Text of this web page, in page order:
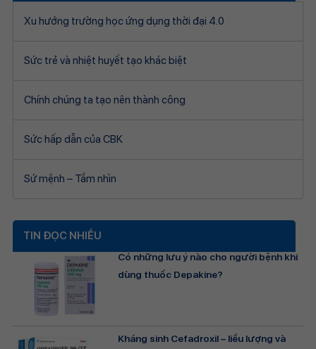
Xu hướng trường học ứng dụng thời đại 4.0
Sức trẻ và nhiệt huyết tạo khác biệt
Chính chúng ta tạo nên thành công
Sức hấp dẫn của CBK
Sứ mệnh – Tầm nhìn
TIN ĐỌC NHIỀU
Có những lưu ý nào cho người bệnh khi
dùng thuốc Depakine?
Kháng sinh Cefadroxil – liều lượng và